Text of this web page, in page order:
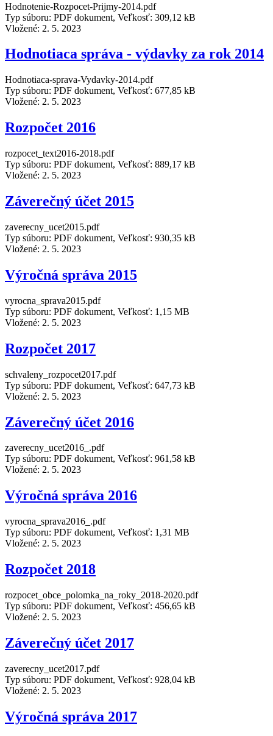
Hodnotenie-Rozpocet-Prijmy-2014.pdf
Typ súboru: PDF dokument, Veľkosť: 309,12 kB
Vložené: 2. 5. 2023
Hodnotiaca správa - výdavky za rok 2014
Hodnotiaca-sprava-Vydavky-2014.pdf
Typ súboru: PDF dokument, Veľkosť: 677,85 kB
Vložené: 2. 5. 2023
Rozpočet 2016
rozpocet_text2016-2018.pdf
Typ súboru: PDF dokument, Veľkosť: 889,17 kB
Vložené: 2. 5. 2023
Záverečný účet 2015
zaverecny_ucet2015.pdf
Typ súboru: PDF dokument, Veľkosť: 930,35 kB
Vložené: 2. 5. 2023
Výročná správa 2015
vyrocna_sprava2015.pdf
Typ súboru: PDF dokument, Veľkosť: 1,15 MB
Vložené: 2. 5. 2023
Rozpočet 2017
schvaleny_rozpocet2017.pdf
Typ súboru: PDF dokument, Veľkosť: 647,73 kB
Vložené: 2. 5. 2023
Záverečný účet 2016
zaverecny_ucet2016_.pdf
Typ súboru: PDF dokument, Veľkosť: 961,58 kB
Vložené: 2. 5. 2023
Výročná správa 2016
vyrocna_sprava2016_.pdf
Typ súboru: PDF dokument, Veľkosť: 1,31 MB
Vložené: 2. 5. 2023
Rozpočet 2018
rozpocet_obce_polomka_na_roky_2018-2020.pdf
Typ súboru: PDF dokument, Veľkosť: 456,65 kB
Vložené: 2. 5. 2023
Záverečný účet 2017
zaverecny_ucet2017.pdf
Typ súboru: PDF dokument, Veľkosť: 928,04 kB
Vložené: 2. 5. 2023
Výročná správa 2017